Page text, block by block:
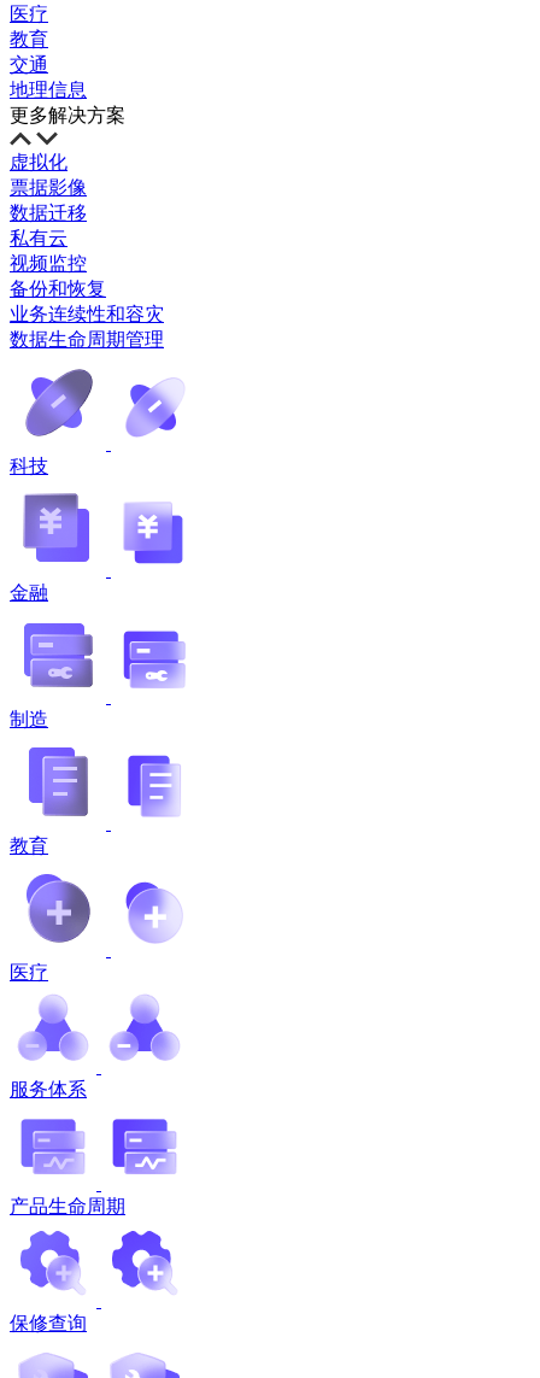
医疗
教育
交通
地理信息
更多解决方案
虚拟化
票据影像
数据迁移
私有云
视频监控
备份和恢复
业务连续性和容灾
数据生命周期管理
科技
金融
制造
教育
医疗
服务体系
产品生命周期
保修查询